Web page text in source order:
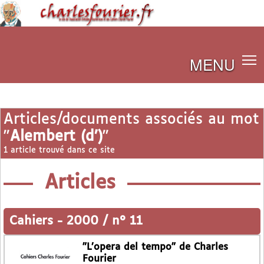
MENU
Articles/documents associés au mot
"Alembert (d’)"
1 article trouvé dans ce site
Articles
Cahiers - 2000 / n° 11
"L’opera del tempo" de Charles
Fourier